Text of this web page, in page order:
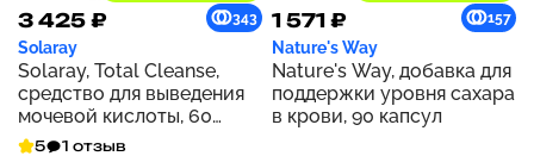
3 425 ₽ 343
Solaray
Solaray, Total Cleanse,
средство для выведения
мочевой кислоты, 60
растительных капсул
5 1 отзыв
1 571 ₽ 157
Nature's Way
Nature's Way, добавка для
поддержки уровня сахара
в крови, 90 капсул